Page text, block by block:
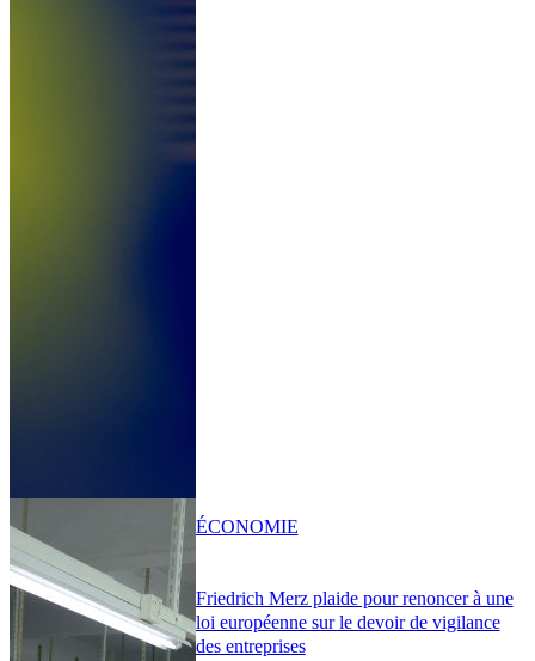
Friedrich Merz plaide pour renoncer à une
loi européenne sur le devoir de vigilance
des entreprises
ÉCONOMIE